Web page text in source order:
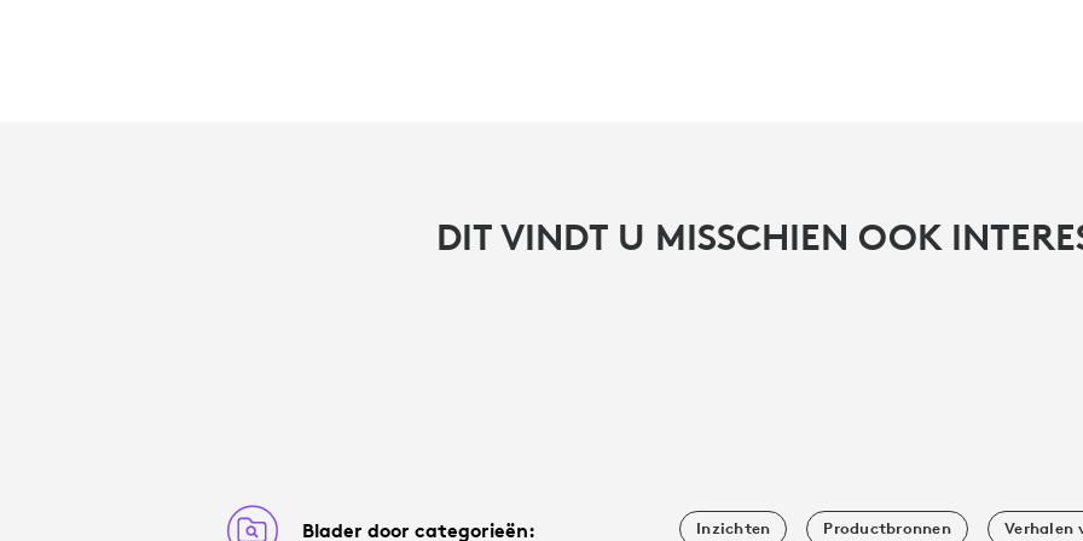
DIT VINDT U MISSCHIEN OOK
Blader door categorieën: Inzichten Productbronnen Verhalen